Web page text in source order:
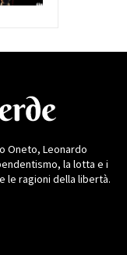
Oneto, Leonardo
la lotta e i
le ragioni della libertà.